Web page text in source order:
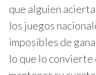
que alguien
los juegos
imposibles de
lo que lo